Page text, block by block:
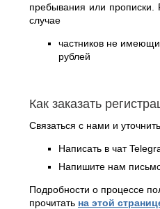
пребывания или прописки.
случае
частников не
рублей
Как заказать
Связаться с нами и
Написать в чат
Напишите нам
Подробности о процессе
прочитать на этой